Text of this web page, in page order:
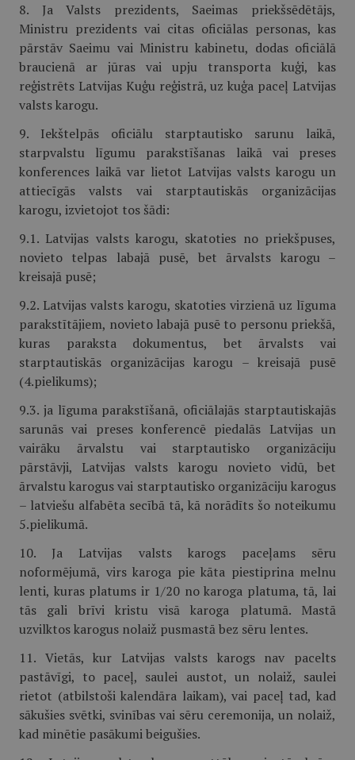
8. Ja Valsts prezidents, Saeimas priekšsēdētājs,
Ministru prezidents vai citas oficiālas personas, kas
pārstāv Saeimu vai Ministru kabinetu, dodas oficiālā
braucienā ar jūras vai upju transporta kuģi, kas
reģistrēts Latvijas Kuģu reģistrā, uz kuģa paceļ Latvijas
valsts karogu.
9. Iekštelpās oficiālu starptautisko sarunu laikā,
starpvalstu līgumu parakstīšanas laikā vai preses
konferences laikā var lietot Latvijas valsts karogu un
attiecīgās valsts vai starptautiskās organizācijas
karogu, izvietojot tos šādi:
9.1. Latvijas valsts karogu, skatoties no priekšpuses,
novieto telpas labajā pusē, bet ārvalsts karogu –
kreisajā pusē;
9.2. Latvijas valsts karogu, skatoties virzienā uz līguma
parakstītājiem, novieto labajā pusē to personu priekšā,
kuras paraksta dokumentus, bet ārvalsts vai
starptautiskās organizācijas karogu – kreisajā pusē
(4.pielikums);
9.3. ja līguma parakstīšanā, oficiālajās starptautiskajās
sarunās vai preses konferencē piedalās Latvijas un
vairāku ārvalstu vai starptautisko organizāciju
pārstāvji, Latvijas valsts karogu novieto vidū, bet
ārvalstu karogus vai starptautisko organizāciju karogus
– latviešu alfabēta secībā tā, kā norādīts šo noteikumu
5.pielikumā.
10. Ja Latvijas valsts karogs paceļams sēru
noformējumā, virs karoga pie kāta piestiprina melnu
lenti, kuras platums ir 1/20 no karoga platuma, tā, lai
tās gali brīvi kristu visā karoga platumā. Mastā
uzvilktos karogus nolaiž pusmastā bez sēru lentes.
11. Vietās, kur Latvijas valsts karogs nav pacelts
pastāvīgi, to paceļ, saulei austot, un nolaiž, saulei
rietot (atbilstoši kalendāra laikam), vai paceļ tad, kad
sākušies svētki, svinības vai sēru ceremonija, un nolaiž,
kad minētie pasākumi beigušies.